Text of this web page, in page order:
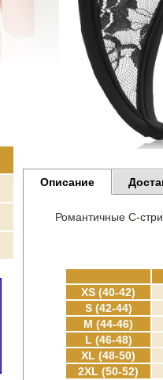
Описание
Романтичные С-
XS (40-42)
S (42-44)
M (44-46)
L (46-48)
XL (48-50)
2XL (50-52)